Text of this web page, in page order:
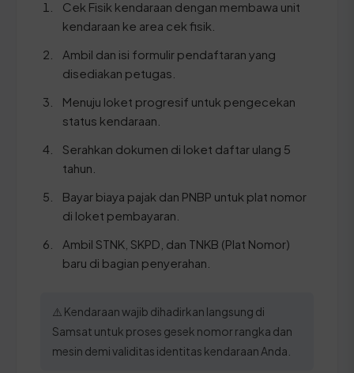
Cek Fisik kendaraan dengan membawa unit
kendaraan ke area cek fisik.
Ambil dan isi formulir pendaftaran yang
disediakan petugas.
Menuju loket progresif untuk pengecekan
status kendaraan.
Serahkan dokumen di loket daftar ulang 5
tahun.
Bayar biaya pajak dan PNBP untuk plat nomor
di loket pembayaran.
Ambil STNK, SKPD, dan TNKB (Plat Nomor)
baru di bagian penyerahan.
⚠️ Kendaraan wajib dihadirkan langsung di
Samsat untuk proses gesek nomor rangka dan
mesin demi validitas identitas kendaraan Anda.